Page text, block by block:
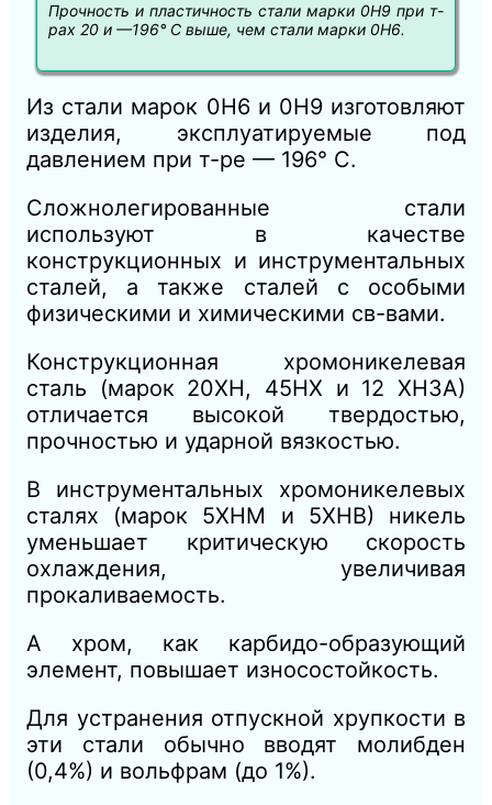
Прочность и пластичность стали марки 0Н9 при т-
рах 20 и —196° С выше, чем стали марки 0Н6.
Из стали марок 0Н6 и 0Н9 изготовляют
изделия, эксплуатируемые под
давлением при т-ре — 196° С.
Сложнолегированные стали
используют в качестве
конструкционных и инструментальных
сталей, а также сталей с особыми
физическими и химическими св-вами.
Конструкционная хромоникелевая
сталь (марок 20ХН, 45НХ и 12 ХНЗА)
отличается высокой твердостью,
прочностью и ударной вязкостью.
В инструментальных хромоникелевых
сталях (марок 5ХНМ и 5ХНВ) никель
уменьшает критическую скорость
охлаждения, увеличивая
прокаливаемость.
А хром, как карбидо-образующий
элемент, повышает износостойкость.
Для устранения отпускной хрупкости в
эти стали обычно вводят молибден
(0,4%) и вольфрам (до 1%).